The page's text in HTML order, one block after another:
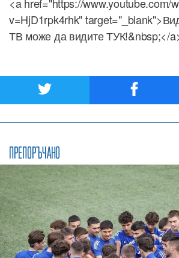
<a href="https://www.youtube.com/
v=HjD1rpk4rhk"
ТВ може да видите ТУК!&nbsp;</
ПРЕПОРЪЧАНО